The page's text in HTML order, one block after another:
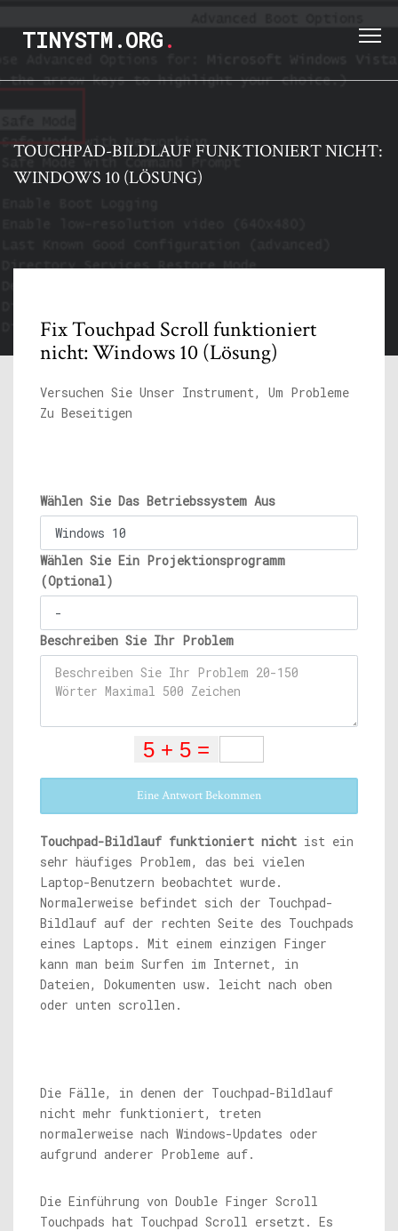
TINYSTM.ORG.
TOUCHPAD-BILDLAUF FUNKTIONIERT NICHT:
WINDOWS 10 (LÖSUNG)
Fix Touchpad Scroll funktioniert
nicht: Windows 10 (Lösung)
Versuchen Sie Unser Instrument, Um Probleme
Zu Beseitigen
Wählen Sie Das Betriebssystem Aus
Wählen Sie Ein Projektionsprogramm
(Optional)
Beschreiben Sie Ihr Problem
Eine Antwort Bekommen
Touchpad-Bildlauf funktioniert nicht ist ein
sehr häufiges Problem, das bei vielen
Laptop-Benutzern beobachtet wurde.
Normalerweise befindet sich der Touchpad-
Bildlauf auf der rechten Seite des Touchpads
eines Laptops. Mit einem einzigen Finger
kann man beim Surfen im Internet, in
Dateien, Dokumenten usw. leicht nach oben
oder unten scrollen.
Die Fälle, in denen der Touchpad-Bildlauf
nicht mehr funktioniert, treten
normalerweise nach Windows-Updates oder
aufgrund anderer Probleme auf.
Die Einführung von Double Finger Scroll
Touchpads hat Touchpad Scroll ersetzt. Es